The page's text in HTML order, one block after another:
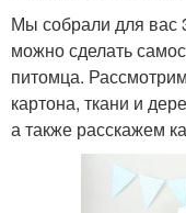
Мы собрали для вас
можно сделать
питомца.
картона, ткани и
а также расскажем